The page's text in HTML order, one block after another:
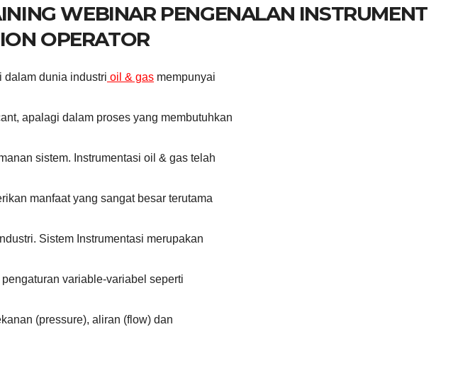
WEBINAR PENGENALAN INSTRUMENT
OPERATOR
dalam dunia industri oil & gas mempunyai
apalagi dalam proses yang membutuhkan
sistem. Instrumentasi oil & gas telah
manfaat yang sangat besar terutama
Sistem Instrumentasi merupakan
variable-variabel seperti
(pressure), aliran (flow) dan